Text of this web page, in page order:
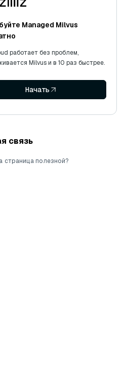
Managed Milvus
работает без проблем,
Milvus и в 10 раз быстрее.
Начать
связь
страница полезной?